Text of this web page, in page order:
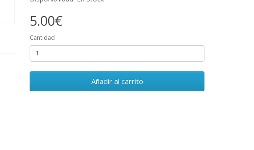
5.00€
Cantidad
Añadir al carrito